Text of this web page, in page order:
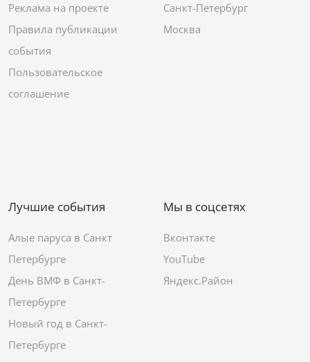
Реклама на проекте
Правила публикации
события
Пользовательское
соглашение
Санкт-Петербург
Москва
Лучшие события
Алые паруса в Санкт
Петербурге
День ВМФ в Санкт-
Петербурге
Новый год в Санкт-
Петербурге
Мы в соцсетях
Вконтакте
YouTube
Яндекс.Район